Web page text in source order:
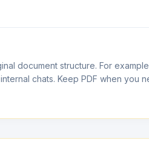
document structure. For
chats. Keep PDF when you